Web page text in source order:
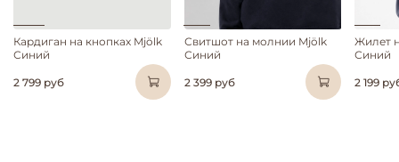
Кардиган на кнопках Mjölk
Синий
2 799 руб
Свитшот на молнии Mjölk
Синий
2 399 руб
Жилет
Синий
2 199